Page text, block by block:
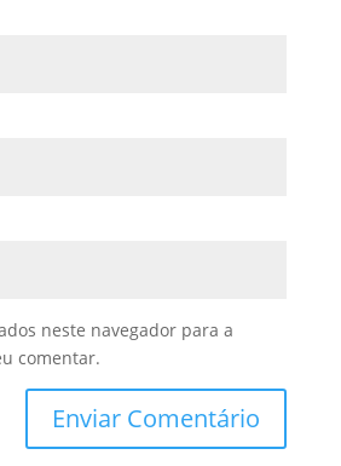
neste navegador para a
comentar.